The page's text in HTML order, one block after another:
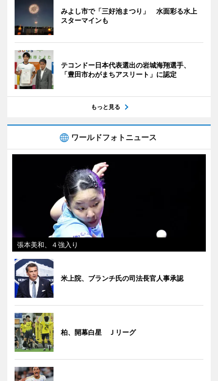
みよし市で「三好池まつり」 水面彩る水上
スターマインも
テコンドー日本代表選出の岩城海翔選手、
「豊田市わがまちアスリート」に認定
もっと見る
ワールドフォトニュース
張本美和、４強入り
米上院、ブランチ氏の司法長官人事承認
柏、開幕白星 Ｊリーグ